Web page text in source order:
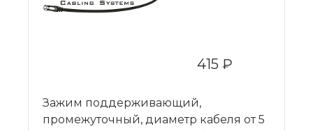
415 ₽
Зажим поддерживающий,
промежуточный, диаметр кабеля от 5